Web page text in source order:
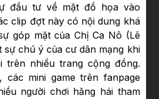
đầu tư về mặt đồ họa vào
clip đợt này có nội dung khá
góp mặt của Chị Ca Nô (Lê
sự chú ý của cư dân mạng khi
trên nhiều trang cộng đồng.
các mini game trên fanpage
người chơi hăng hái tham